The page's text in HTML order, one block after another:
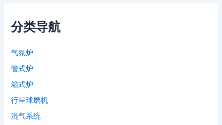
分类导航
气氛炉
管式炉
箱式炉
行星球磨机
混气系统